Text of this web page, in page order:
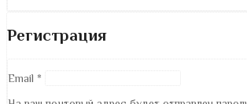
Регистрация
Email *